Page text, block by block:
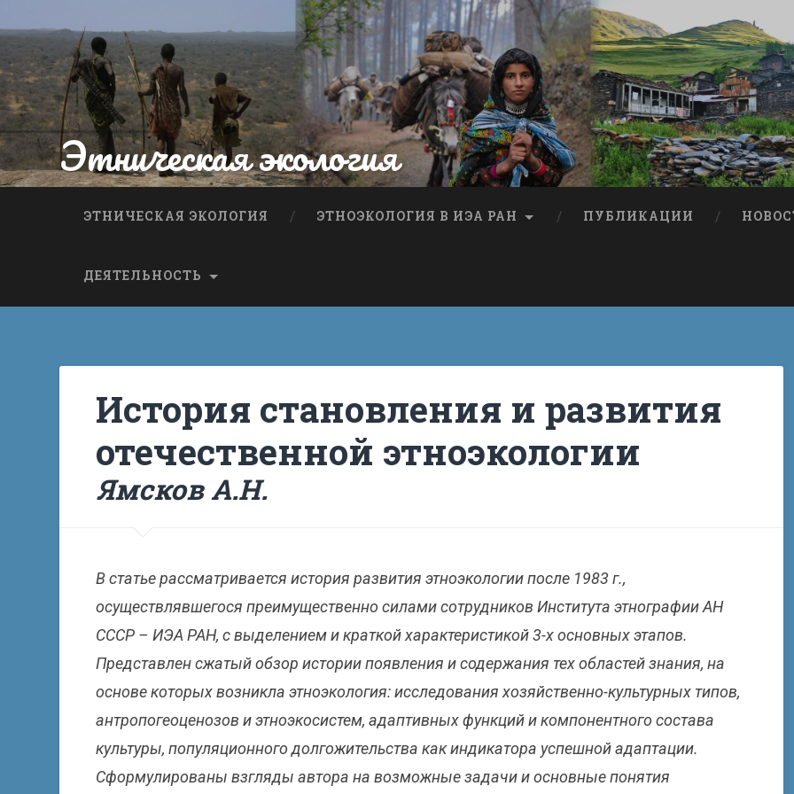
Этническая экология
ЭТНИЧЕСКАЯ ЭКОЛОГИЯ ЭТНОЭКОЛОГИЯ В ИЭА РАН ПУБЛИКАЦИИ
ДЕЯТЕЛЬНОСТЬ
История становления и развития
отечественной этноэкологии
Ямсков А.Н.
В статье рассматривается история развития этноэкологии после 1983 г.,
осуществлявшегося преимущественно силами сотрудников Института этнографии АН
СССР – ИЭА РАН, с выделением и краткой характеристикой 3-х основных этапов.
Представлен сжатый обзор истории появления и содержания тех областей знания, на
основе которых возникла этноэкология: исследования хозяйственно-культурных типов,
антропогеоценозов и этноэкосистем, адаптивных функций и компонентного состава
культуры, популяционного долгожительства как индикатора успешной адаптации.
Сформулированы взгляды автора на возможные задачи и основные понятия